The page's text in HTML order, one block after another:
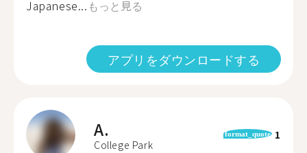
Japanese... もっと見る
アプリをダウンロードする
A.
College Park
format_quote 1